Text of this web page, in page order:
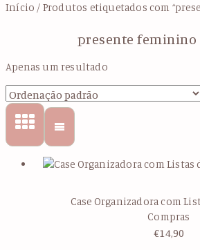
Início / Produtos etiquetados com
presente
Apenas um resultado
Case Organizadora com
Compras
€14,90